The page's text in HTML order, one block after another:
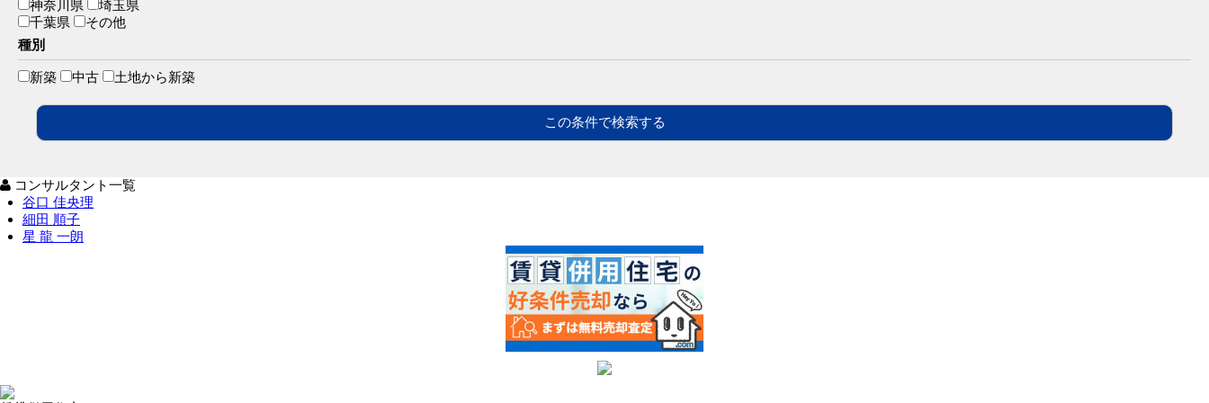
神奈川県
埼玉県
千葉県
その他
種別
新築 中古 土地から新築
コンサルタント一覧
谷口 佳央理
細田 順子
星 龍 一朗